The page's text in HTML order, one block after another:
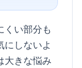
くい部分も
しないよ
大きな悩み